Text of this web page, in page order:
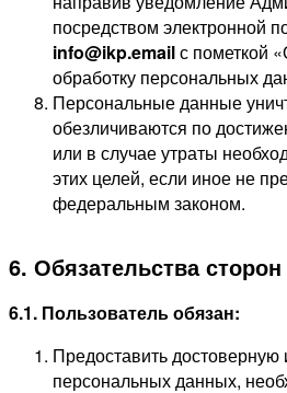
посредством электронной
info@ikp.emailс пометкой
обработку персональных
Персональные данные
обезличиваются по
или в случае утраты
этих целей, если иное не
федеральным законом.
6. Обязательства сторон
6.1. Пользователь обязан:
Предоставить
персональных данных,